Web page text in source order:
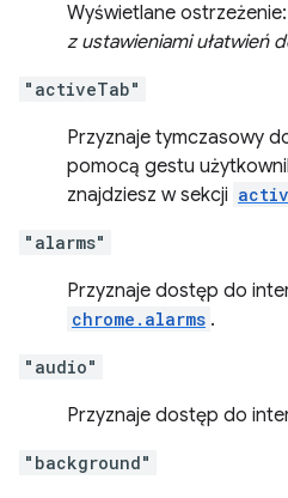
Wyświetlane ostrzeżenie:
z ustawieniami ułatwień
"activeTab"
Przyznaje tymczasowy
pomocą gestu
znajdziesz w sekcji
"alarms"
Przyznaje dostęp do
chrome.alarms .
"audio"
Przyznaje dostęp do
"background"